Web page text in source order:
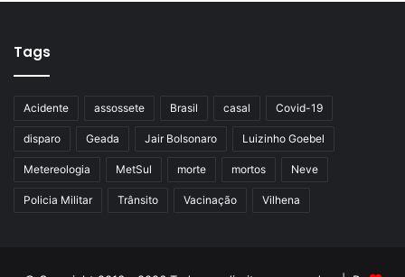
Tags
Acidente assossete Brasil casal Covid-19
disparo Geada Jair Bolsonaro Luizinho Goebel
Metereologia MetSul morte mortos Neve
Policia Militar Trânsito Vacinação Vilhena